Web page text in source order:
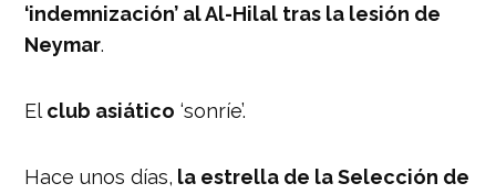
‘indemnización’ al Al-Hilal tras la lesión de
Neymar.
El club asiático ‘sonríe’.
Hace unos días, la estrella de la Selección de